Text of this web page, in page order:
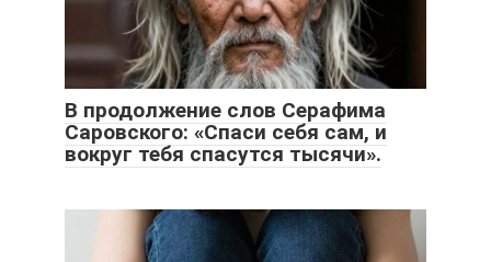
В продолжение слов Серафима
Саровского: «Спаси себя сам, и
вокруг тебя спасутся тысячи».